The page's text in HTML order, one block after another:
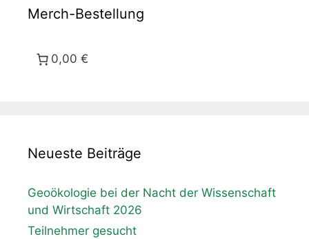
Merch-Bestellung
0,00 €
Neueste Beiträge
Geoökologie bei der Nacht der Wissenschaft
und Wirtschaft 2026
Teilnehmer gesucht